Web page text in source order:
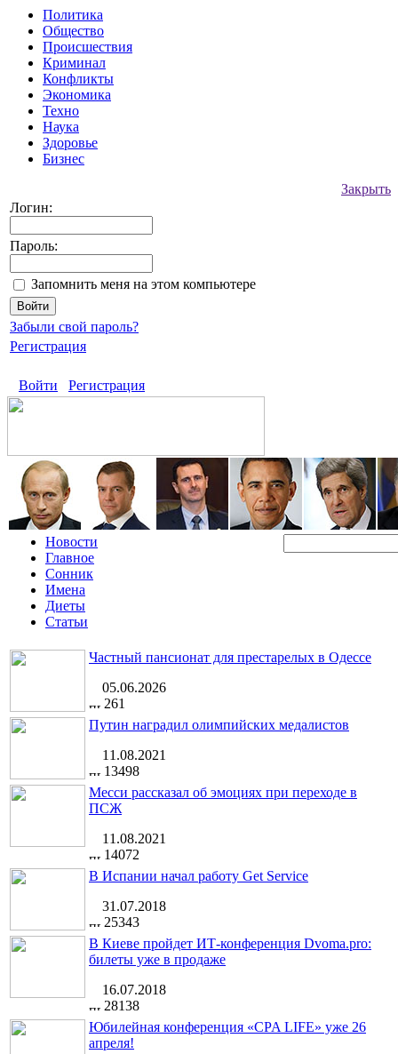
Политика
Общество
Происшествия
Криминал
Конфликты
Экономика
Техно
Наука
Здоровье
Бизнес
Закрыть
Логин:
Пароль:
Запомнить меня на этом компьютере
Забыли свой пароль?
Регистрация
Войти Регистрация
Новости
Главное
Сонник
Имена
Диеты
Статьи
Частный пансионат для престарелых в Одессе
05.06.2026
261
Путин наградил олимпийских медалистов
11.08.2021
13498
Месси рассказал об эмоциях при переходе в
ПСЖ
11.08.2021
14072
В Испании начал работу Get Service
31.07.2018
25343
В Киеве пройдет ИТ-конференция Dvoma.pro:
билеты уже в продаже
16.07.2018
28138
Юбилейная конференция «CPA LIFE» уже 26
апреля!